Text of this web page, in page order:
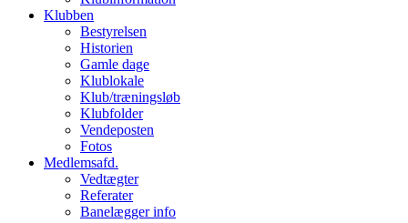
Klubben
Bestyrelsen
Historien
Gamle dage
Klublokale
Klub/træningsløb
Klubfolder
Vendeposten
Fotos
Medlemsafd.
Vedtægter
Referater
Banelægger info